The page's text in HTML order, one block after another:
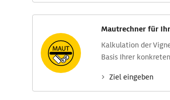
Mautrechner für
Kalkulation der
Basis Ihrer
Ziel eingeben